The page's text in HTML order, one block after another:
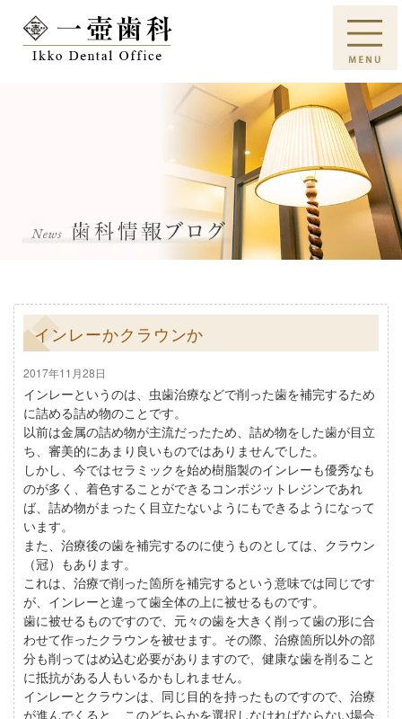
インレーかクラウンか
2017年11月28日
インレーというのは、虫歯治療などで削った歯を補完するため
に詰める詰め物のことです。
以前は金属の詰め物が主流だったため、詰め物をした歯が目立
ち、審美的にあまり良いものではありませんでした。
しかし、今ではセラミックを始め樹脂製のインレーも優秀なも
のが多く、着色することができるコンポジットレジンであれ
ば、詰め物がまったく目立たないようにもできるようになって
います。
また、治療後の歯を補完するのに使うものとしては、クラウン
（冠）もあります。
これは、治療で削った箇所を補完するという意味では同じです
が、インレーと違って歯全体の上に被せるものです。
歯に被せるものですので、元々の歯を大きく削って歯の形に合
わせて作ったクラウンを被せます。その際、治療箇所以外の部
分も削ってはめ込む必要がありますので、健康な歯を削ること
に抵抗がある人もいるかもしれません。
インレーとクラウンは、同じ目的を持ったものですので、治療
が進んでくると、このどちらかを選択しなければならない場合